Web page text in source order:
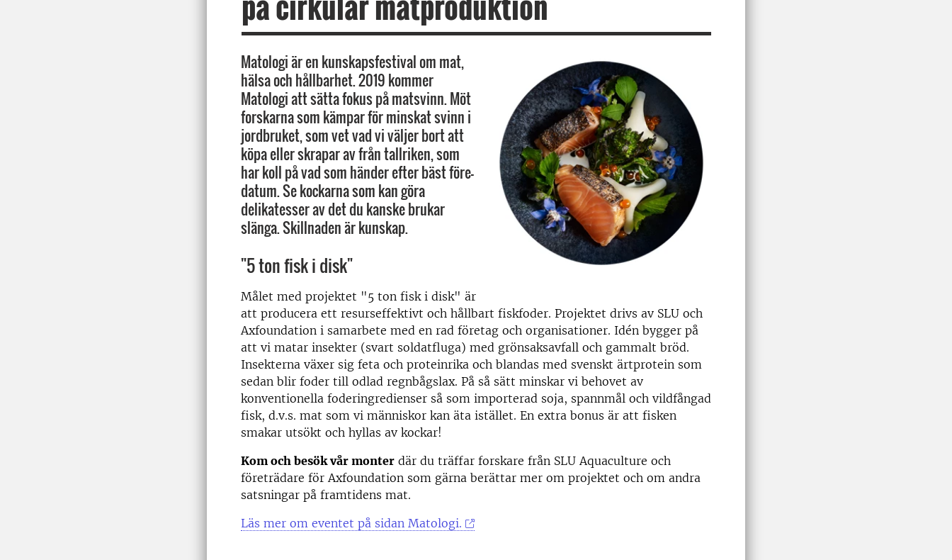
Matologi är en kunskapsfestival om mat,
hälsa och hållbarhet. 2019 kommer
Matologi att sätta fokus på matsvinn. Möt
forskarna som kämpar för minskat svinn i
jordbruket, som vet vad vi väljer bort att
köpa eller skrapar av från tallriken, som
har koll på vad som händer efter bäst före-
datum. Se kockarna som kan göra
delikatesser av det du kanske brukar
slänga. Skillnaden är kunskap.
"5 ton fisk i disk"
Målet med projektet "5 ton fisk i disk" är
att producera ett resurseffektivt och hållbart fiskfoder. Projektet drivs av SLU och
Axfoundation i samarbete med en rad företag och organisationer. Idén bygger på
att vi matar insekter (svart soldatfluga) med grönsaksavfall och gammalt bröd.
Insekterna växer sig feta och proteinrika och blandas med svenskt ärtprotein som
sedan blir foder till odlad regnbågslax. På så sätt minskar vi behovet av
konventionella foderingredienser så som importerad soja, spannmål och vildfångad
fisk, d.v.s. mat som vi människor kan äta istället. En extra bonus är att fisken
smakar utsökt och hyllas av kockar!
Kom och besök vår monter där du träffar forskare från SLU Aquaculture och
företrädare för Axfoundation som gärna berättar mer om projektet och om andra
satsningar på framtidens mat.
Läs mer om eventet på sidan Matologi.